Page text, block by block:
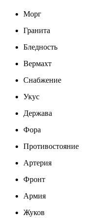
Морг
Гранита
Бледность
Вермахт
Снабжение
Укус
Держава
Фора
Противостояние
Артерия
Фронт
Армия
Жуков